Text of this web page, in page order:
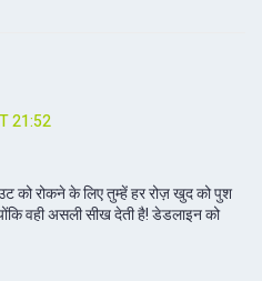
21:52
को रोकने के लिए तुम्हें हर रोज़ खुद को पुश
वही असली सीख देती है! डेडलाइन को